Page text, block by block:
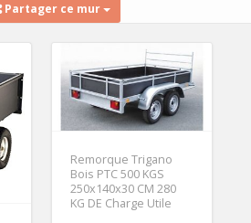
Partager ce mur
Remorque Trigano
Bois PTC 500 KGS
250x140x30 CM 280
KG DE Charge Utile